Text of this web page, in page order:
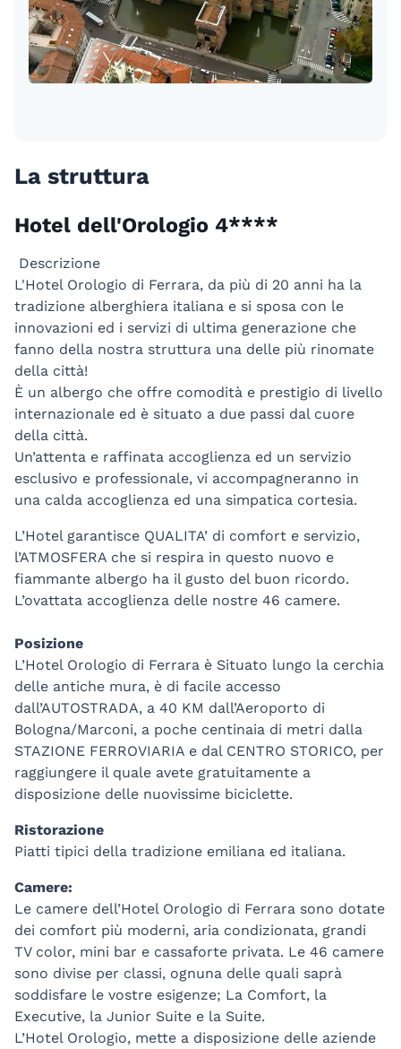
La struttura
Hotel dell'Orologio 4****
Descrizione
L'Hotel Orologio di Ferrara, da più di 20 anni ha la
tradizione alberghiera italiana e si sposa con le
innovazioni ed i servizi di ultima generazione che
fanno della nostra struttura una delle più rinomate
della città!
È un albergo che offre comodità e prestigio di livello
internazionale ed è situato a due passi dal cuore
della città.
Un’attenta e raffinata accoglienza ed un servizio
esclusivo e professionale, vi accompagneranno in
una calda accoglienza ed una simpatica cortesia.
L’Hotel garantisce QUALITA’ di comfort e servizio,
l’ATMOSFERA che si respira in questo nuovo e
fiammante albergo ha il gusto del buon ricordo.
L’ovattata accoglienza delle nostre 46 camere.
Posizione
L’Hotel Orologio di Ferrara è Situato lungo la cerchia
delle antiche mura, è di facile accesso
dall’AUTOSTRADA, a 40 KM dall’Aeroporto di
Bologna/Marconi, a poche centinaia di metri dalla
STAZIONE FERROVIARIA e dal CENTRO STORICO, per
raggiungere il quale avete gratuitamente a
disposizione delle nuovissime biciclette.
Ristorazione
Piatti tipici della tradizione emiliana ed italiana.
Camere:
Le camere dell’Hotel Orologio di Ferrara sono dotate
dei comfort più moderni, aria condizionata, grandi
TV color, mini bar e cassaforte privata. Le 46 camere
sono divise per classi, ognuna delle quali saprà
soddisfare le vostre esigenze; La Comfort, la
Executive, la Junior Suite e la Suite.
L’Hotel Orologio, mette a disposizione delle aziende